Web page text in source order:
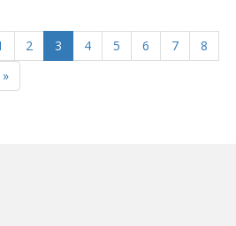
2 3 4 5 6 7
8